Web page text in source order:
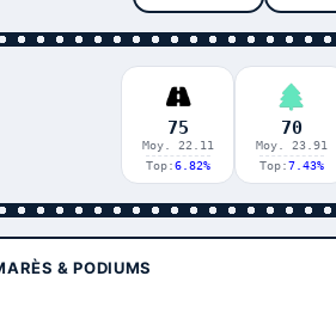
75
Moy. 22.11
Top:6.82%
70
Moy. 23.91
Top:7.43%
& PODIUMS